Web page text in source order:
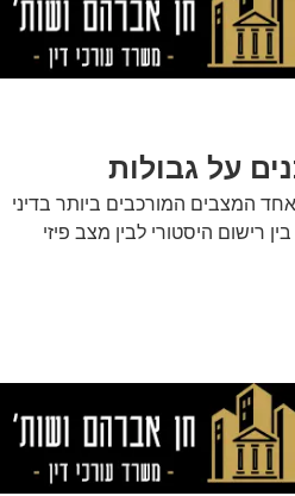
על גבולות
המצבים המורכבים ביותר בדיני
רישום היסטורי לבין מצב פיזי